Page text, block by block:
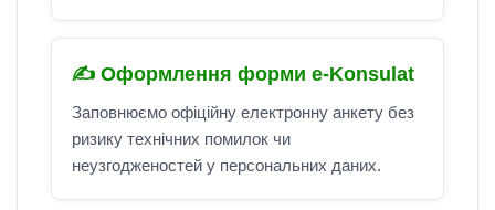
✍️ Оформлення форми e-Konsulat
Заповнюємо офіційну електронну анкету без
ризику технічних помилок чи
неузгодженостей у персональних даних.